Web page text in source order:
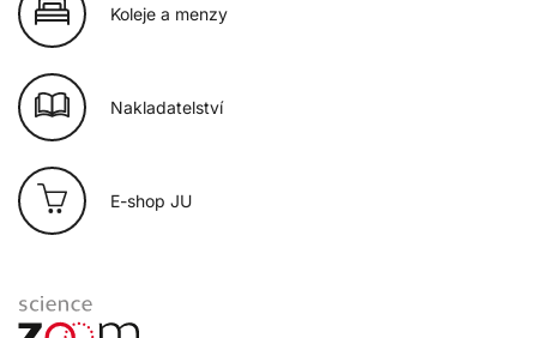
Koleje a menzy
Nakladatelství
E-shop JU